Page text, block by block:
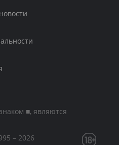
■, являются
– 2026